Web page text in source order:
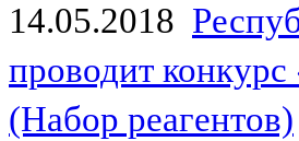
14.05.2018
проводит
(Набор реагентов)